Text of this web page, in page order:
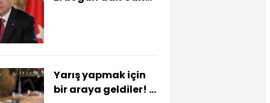
Yarış yapmak için
bir araya geldiler! 11